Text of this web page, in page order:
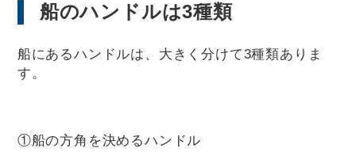
船のハンドルは3種類
船にあるハンドルは、大きく分けて3種類ありま
す。
①船の方角を決めるハンドル